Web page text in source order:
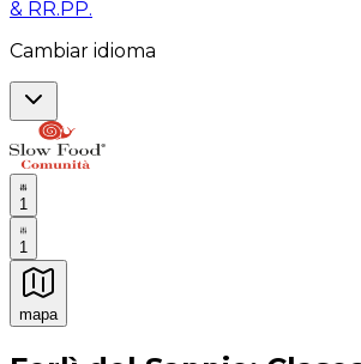
& RR.PP.
Cambiar idioma
1
1
mapa